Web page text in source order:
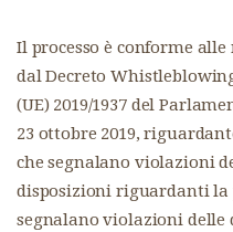
Il processo è conforme
dal Decreto
(UE) 2019/1937 del
23 ottobre 2019,
che segnalano violazioni
disposizioni riguardanti la
segnalano violazioni